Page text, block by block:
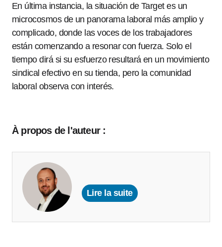
En última instancia, la situación de Target es un
microcosmos de un panorama laboral más amplio y
complicado, donde las voces de los trabajadores
están comenzando a resonar con fuerza. Solo el
tiempo dirá si su esfuerzo resultará en un movimiento
sindical efectivo en su tienda, pero la comunidad
laboral observa con interés.
À propos de l'auteur :
Lire la suite